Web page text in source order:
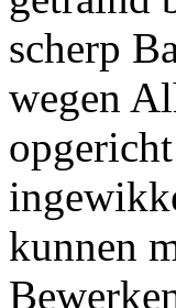
scherp
wegen
kunnen